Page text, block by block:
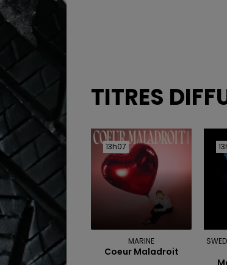
TITRES
13h07
13h07
MARINE
Coeur Maladroit